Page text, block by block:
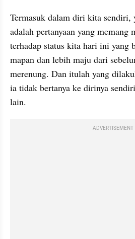
Termasuk dalam diri kita sendiri,
adalah pertanyaan yang memang
terhadap status kita hari ini yang
mapan dan lebih maju dari
merenung. Dan itulah yang
ia tidak bertanya ke dirinya
lain.
ADVERTISEMENT